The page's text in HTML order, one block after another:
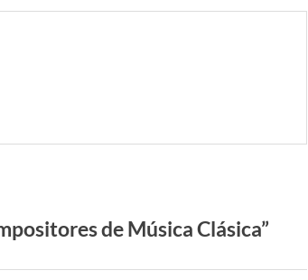
de Música Clásica”